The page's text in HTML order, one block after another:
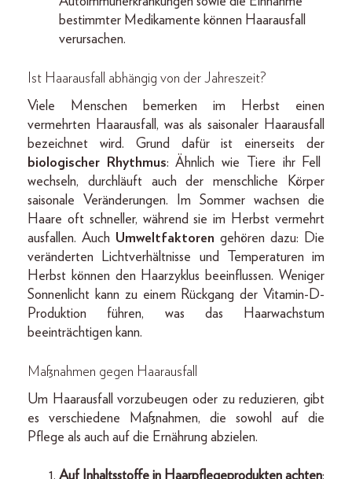
bestimmter Medikamente können Haarausfall
verursachen.
Ist Haarausfall abhängig von der Jahreszeit?
Viele Menschen bemerken im Herbst einen
vermehrten Haarausfall, was als saisonaler Haarausfall
bezeichnet wird. Grund dafür ist einerseits der
biologischer Rhythmus: Ähnlich wie Tiere ihr Fell
wechseln, durchläuft auch der menschliche Körper
saisonale Veränderungen. Im Sommer wachsen die
Haare oft schneller, während sie im Herbst vermehrt
ausfallen. Auch Umweltfaktoren gehören dazu: Die
veränderten Lichtverhältnisse und Temperaturen im
Herbst können den Haarzyklus beeinflussen. Weniger
Sonnenlicht kann zu einem Rückgang der Vitamin-D-
Produktion führen, was das Haarwachstum
beeinträchtigen kann.
Maßnahmen gegen Haarausfall
Um Haarausfall vorzubeugen oder zu reduzieren, gibt
es verschiedene Maßnahmen, die sowohl auf die
Pflege als auch auf die Ernährung abzielen.
Auf Inhaltsstoffe in Haarpflegeprodukten achten: